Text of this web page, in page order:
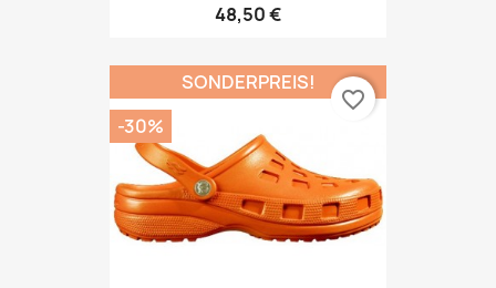
48,50 €
SONDERPREIS!
-30%
favorite_border